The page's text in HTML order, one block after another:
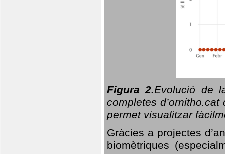
Figura 2.Evolució de
completes
permet visualitzar
Gràcies a projectes
biomètriques